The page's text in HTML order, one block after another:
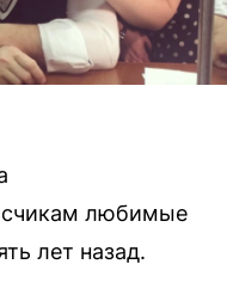
любимые
лет назад.